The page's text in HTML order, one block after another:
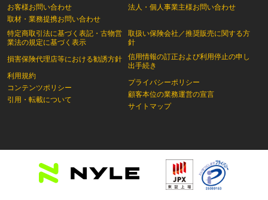
お客様お問い合わせ
取材・業務提携お問い合わせ
特定商取引法に基づく表記・古物営
業法の規定に基づく表示
損害保険代理店等における勧誘方針
利用規約
コンテンツポリシー
引用・転載について
法人・個人事業主様お問い合わせ
取扱い保険会社／推奨販売に関する方
針
信用情報の訂正および利用停止の申し
出手続き
プライバシーポリシー
顧客本位の業務運営の宣言
サイトマップ